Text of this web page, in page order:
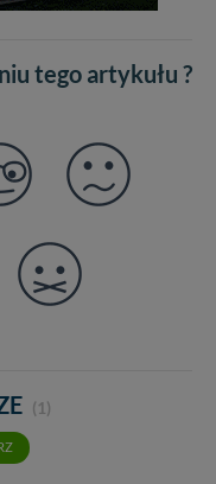
tego artykułu ?
(1)